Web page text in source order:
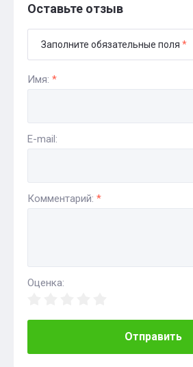
Оставьте отзыв
Заполните обязательные поля *
Имя: *
E-mail:
Комментарий: *
Оценка:
Отправить